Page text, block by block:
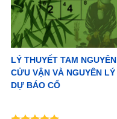
LÝ THUYẾT TAM NGUYÊN
CỬU VẬN VÀ NGUYÊN LÝ
DỰ BÁO CỔ